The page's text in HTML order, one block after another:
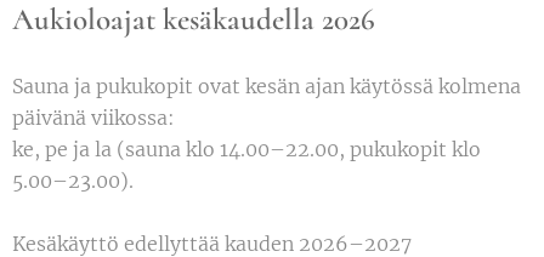
Aukioloajat kesäkaudella 2026
Sauna ja pukukopit ovat kesän ajan käytössä kolmena
päivänä viikossa:
ke, pe ja la (sauna klo 14.00–22.00, pukukopit klo
5.00–23.00).
Kesäkäyttö edellyttää kauden 2026–2027